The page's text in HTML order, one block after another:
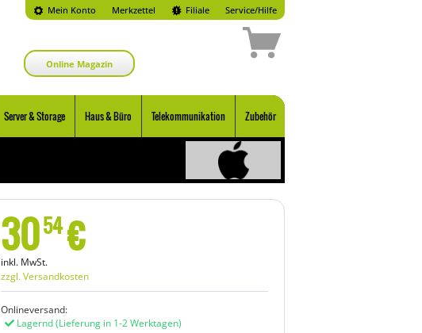
Mein Konto Merkzettel Filiale Service/Hilfe
Online Magazin
Server & Storage Haus & Büro Telekommunikation Zubehör
3054€
inkl. MwSt.
zzgl. Versandkosten
Onlineversand:
Lagernd(Lieferung in 1-2 Werktagen)